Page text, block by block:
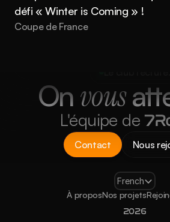
On vous
L'équipe de
Contact Nous
Select Language
French
À proposNos projets
2026
défi « Winter is Coming » !
Coupe de France